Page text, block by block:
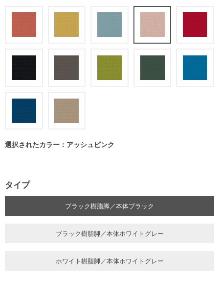
選択されたカラー：アッシュピンク
タイプ
ブラック樹脂脚／本体ブラック
ブラック樹脂脚／本体ホワイトグレー
ホワイト樹脂脚／本体ホワイトグレー